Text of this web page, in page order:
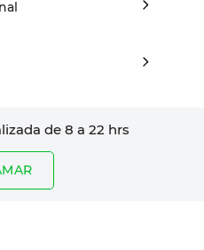
de 8 a 22 hrs